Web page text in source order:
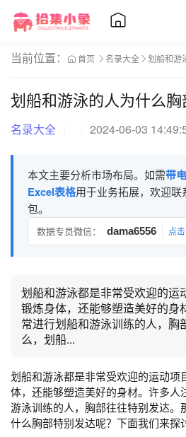
当前位置： 首页 名录大全 划船和游
划船和游泳的人为什么胸
名录大全 2024-06-03
本文主要分析市场布局。如需带
Excel表格用于业务拓展，欢迎
包。
数据专员微信： dama6556 点
划船和游泳都是非常受欢迎的运
锻炼身体，还能够塑造美好的身
常进行划船和游泳训练的人，胸
么，划船...
划船和游泳都是非常受欢迎的运动项
体，还能够塑造美好的身材。许多人
游泳训练的人，胸部往往特别发达。
什么胸部特别发达呢？下面我们来探